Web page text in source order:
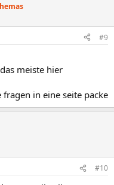
#9
meiste hier
in eine seite packe
#10